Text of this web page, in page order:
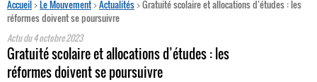
Accueil>Le Mouvement>Actualités>Gratuité scolaire et allocations d’études : les
réformes doivent se poursuivre
Actu du4 octobre 2023
Gratuité scolaire et allocations d’études : les
réformes doivent se poursuivre